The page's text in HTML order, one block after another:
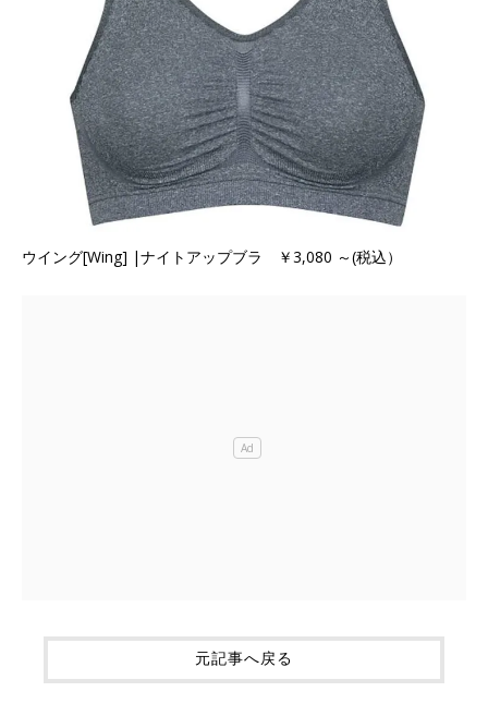
ウイング[Wing] |ナイトアップブラ ￥3,080 ～(税込）
元記事へ戻る